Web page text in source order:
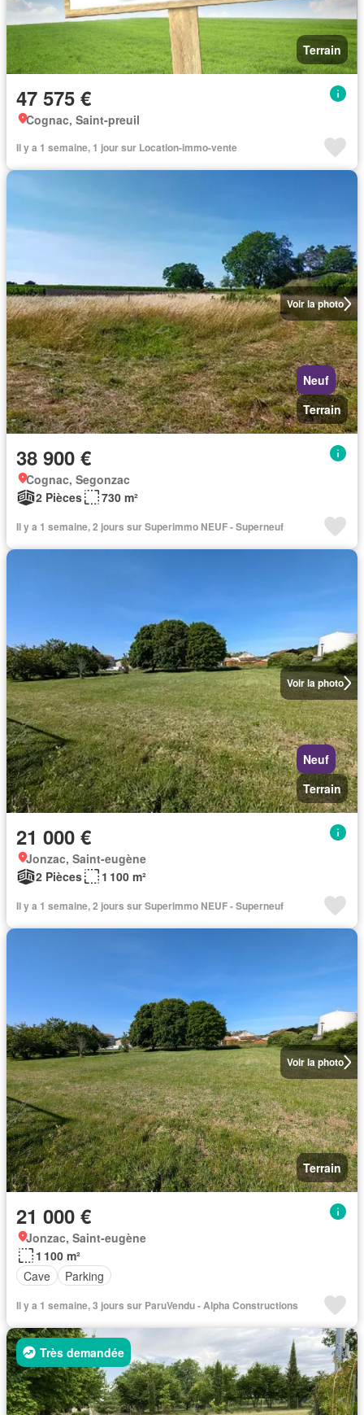
Terrain
47 575 €
Cognac, Saint-preuil
Il y a 1 semaine, 1 jour sur Location-immo-vente
Voir la photo
Neuf
Terrain
38 900 €
Cognac, Segonzac
2 Pièces
730 m²
Il y a 1 semaine, 2 jours sur Superimmo NEUF - Superneuf
Voir la photo
Neuf
Terrain
21 000 €
Jonzac, Saint-eugène
2 Pièces
1 100 m²
Il y a 1 semaine, 2 jours sur Superimmo NEUF - Superneuf
Voir la photo
Terrain
21 000 €
Jonzac, Saint-eugène
1 100 m²
Cave
Parking
Il y a 1 semaine, 3 jours sur ParuVendu - Alpha Constructions
Très demandée